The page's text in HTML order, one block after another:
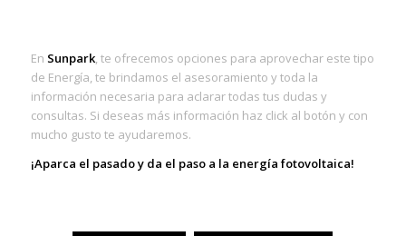
En Sunpark, te ofrecemos opciones para aprovechar este tipo
de Energía, te brindamos el asesoramiento y toda la
información necesaria para aclarar todas tus dudas y
consultas. Si deseas más información haz click al botón y con
mucho gusto te ayudaremos.
¡Aparca el pasado y da el paso a la energía fotovoltaica!